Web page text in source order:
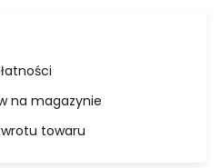
na magazynie
towaru